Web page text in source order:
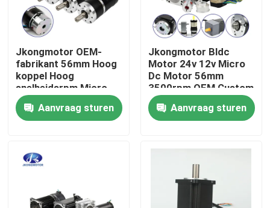
Kwaliteitscontrole
Contacteer ons
Verzoek om een Citaat
Geïntegreerde DC-servomotor
Brushless gelijkstroom-Motor
Jkongmotor OEM-
fabrikant 56mm Hoog
koppel Hoog
snelheidsrpm Micro
Klein 12V 24V Mini
Planetary Bldc
Brushless Dc Motor
Aanvraag sturen
Jkongmotor Bldc
Motor 24v 12v Micro
Dc Motor 56mm
3500rpm OEM Custom
Driver Encoder
Borstelloze motor
Aanvraag sturen